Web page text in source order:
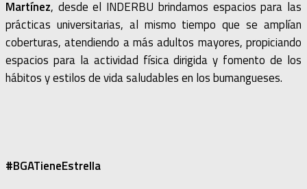
Martínez, desde el INDERBU brindamos espacios para las
prácticas universitarias, al mismo tiempo que se amplían
coberturas, atendiendo a más adultos mayores, propiciando
espacios para la actividad física dirigida y fomento de los
hábitos y estilos de vida saludables en los bumangueses.
#BGATieneEstrella